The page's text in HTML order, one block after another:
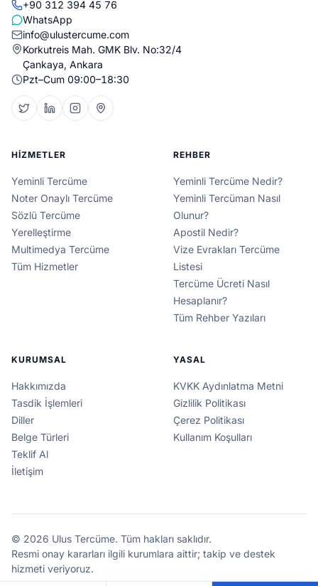
+90 312 394 45 76
WhatsApp
info@ulustercume.com
Korkutreis Mah. GMK Blv. No:32/4
Çankaya, Ankara
Pzt–Cum 09:00–18:30
HIZMETLER
Yeminli Tercüme
Noter Onaylı Tercüme
Sözlü Tercüme
Yerelleştirme
Multimedya Tercüme
Tüm Hizmetler
REHBER
Yeminli Tercüme Nedir?
Yeminli Tercüman Nasıl
Olunur?
Apostil Nedir?
Vize Evrakları Tercüme
Listesi
Tercüme Ücreti Nasıl
Hesaplanır?
Tüm Rehber Yazıları
KURUMSAL
Hakkımızda
Tasdik İşlemleri
Diller
Belge Türleri
Teklif Al
İletişim
YASAL
KVKK Aydınlatma Metni
Gizlilik Politikası
Çerez Politikası
Kullanım Koşulları
© 2026 Ulus Tercüme. Tüm hakları saklıdır.
Resmi onay kararları ilgili kurumlara aittir; takip ve destek
hizmeti veriyoruz.